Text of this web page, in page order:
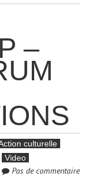
–
culturelle
Video
Pas de commentaire